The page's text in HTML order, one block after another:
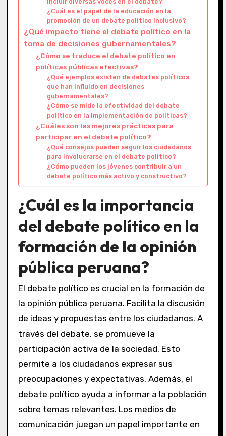
¿Cuál es el papel de la educación en la
promoción de un debate político inclusivo?
¿Qué impacto tiene el debate político en la
toma de decisiones gubernamentales?
¿Cómo se traduce el debate político en
políticas públicas efectivas?
¿Qué ejemplos existen de debates políticos
que han influido en decisiones
gubernamentales?
¿Cómo se mide la efectividad del debate
político en la implementación de políticas?
¿Cuáles son las mejores prácticas para
participar en el debate político?
¿Qué consejos pueden seguir los ciudadanos
para involucrarse en el debate político?
¿Cómo pueden los jóvenes contribuir a un
debate político más activo y constructivo?
¿Cuál es la importancia
del debate político en la
formación de la opinión
pública peruana?
El debate político es crucial en la formación de
la opinión pública peruana. Facilita la discusión
de ideas y propuestas entre los ciudadanos. A
través del debate, se promueve la
participación activa de la sociedad. Esto
permite a los ciudadanos expresar sus
preocupaciones y expectativas. Además, el
debate político ayuda a informar a la población
sobre temas relevantes. Los medios de
comunicación juegan un papel importante en